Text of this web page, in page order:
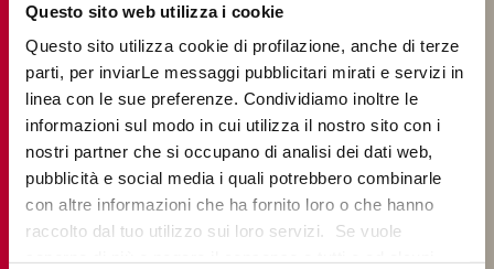
Questo sito web utilizza i cookie
Questo sito utilizza cookie di profilazione, anche di terze
parti, per inviarLe messaggi pubblicitari mirati e servizi in
linea con le sue preferenze. Condividiamo inoltre le
informazioni sul modo in cui utilizza il nostro sito con i
nostri partner che si occupano di analisi dei dati web,
pubblicità e social media i quali potrebbero combinarle
con altre informazioni che ha fornito loro o che hanno
raccolto dal tuo utilizzo sui loro servizi. Se vuole
Living room tiles
Bedroom tiles
Outdoor tiles
Swimming pool tiles
COLOURS